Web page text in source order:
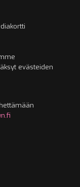
evästeiden